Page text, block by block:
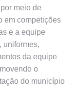
meio de
em competições
e a equipe
uniformes,
da equipe
o
do município